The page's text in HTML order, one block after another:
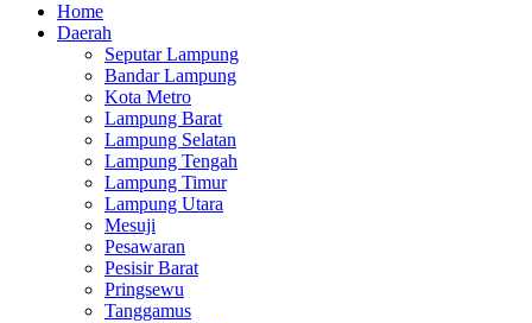
Home
Daerah
Seputar Lampung
Bandar Lampung
Kota Metro
Lampung Barat
Lampung Selatan
Lampung Tengah
Lampung Timur
Lampung Utara
Mesuji
Pesawaran
Pesisir Barat
Pringsewu
Tanggamus